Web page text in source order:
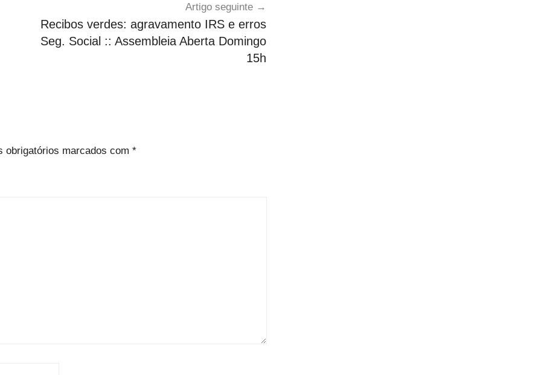
Artigo seguinte
Recibos verdes: agravamento IRS e erros
Seg. Social :: Assembleia Aberta Domingo
15h
obrigatórios marcados com *